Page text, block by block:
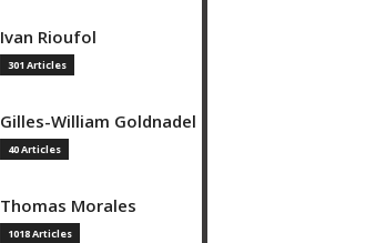
Ivan Rioufol
301 Articles
Gilles-William Goldnadel
40 Articles
Thomas Morales
1018 Articles